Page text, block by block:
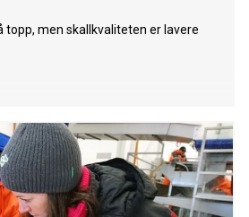
men skallkvaliteten er lavere